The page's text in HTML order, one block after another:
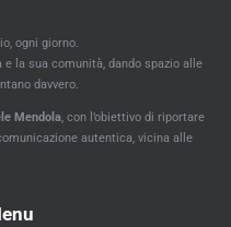
ogni giorno.
la sua comunità, dando spazio alle
davvero.
Mendola, con l’obiettivo di riportare
autentica, vicina alle